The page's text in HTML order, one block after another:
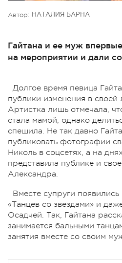
Автор: НАТАЛИЯ БАРНА
Гайтана и ее муж
на мероприятии и дали
Долгое время певица
публики изменения в своей
Артистка лишь отмечала,
стала мамой, однако
спешила. Не так давно
публиковать фотографии
Николь в соцсетях, а на
представила публике и
Александра.
Вместе супруги
«Танцев со звездами» и
Осадчей. Так, Гайтана
занимается бальными
занятия вместе со своим